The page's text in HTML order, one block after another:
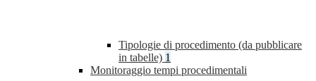
Tipologie di procedimento (da pubblicare
in tabelle) 1
Monitoraggio tempi procedimentali